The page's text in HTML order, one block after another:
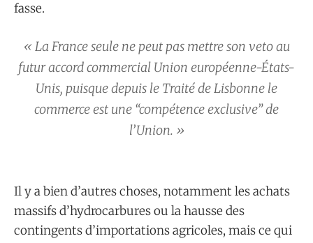
fasse.
« La France seule ne peut pas mettre son veto au
futur accord commercial Union européenne-États-
Unis, puisque depuis le Traité de Lisbonne le
commerce est une “compétence exclusive” de
l’Union. »
Il y a bien d’autres choses, notamment les achats
massifs d’hydrocarbures ou la hausse des
contingents d’importations agricoles, mais ce qui